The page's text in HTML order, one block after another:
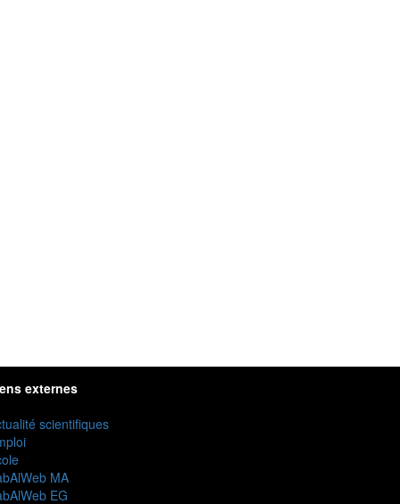
externes
scientifiques
MA
EG